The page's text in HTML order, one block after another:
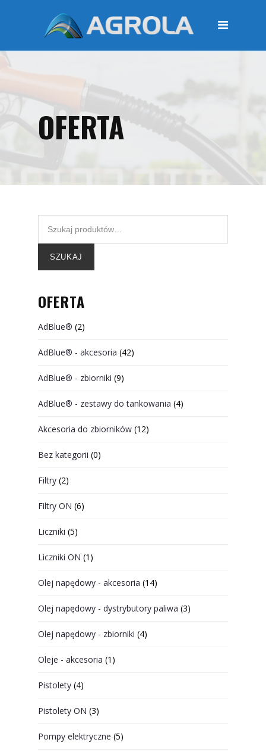
STRONA GŁÓWNA
OFERTA
Moje konto
OFERTA
SZUKAJ
OFERTA
AdBlue® (2)
AdBlue® - akcesoria (42)
AdBlue® - zbiorniki (9)
AdBlue® - zestawy do tankowania (4)
Akcesoria do zbiorników (12)
Bez kategorii (0)
Filtry (2)
Filtry ON (6)
Liczniki (5)
Liczniki ON (1)
Olej napędowy - akcesoria (14)
Olej napędowy - dystrybutory paliwa (3)
Olej napędowy - zbiorniki (4)
Oleje - akcesoria (1)
Pistolety (4)
Pistolety ON (3)
Pompy elektryczne (5)